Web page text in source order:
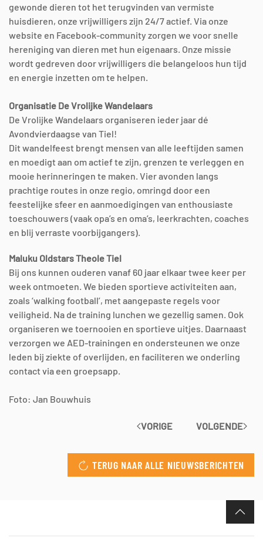
gewonde dieren tot het terugvinden van vermiste
huisdieren, onze vrijwilligers zijn 24/7 actief. Via onze
website en Facebook-community zorgen we voor snelle
hereniging van dieren met hun eigenaars. Onze missie
wordt gedreven door vrijwilligers die belangeloos hun tijd
en energie inzetten om te helpen.
Organisatie De Vrolijke Wandelaars
De Vrolijke Wandelaars organiseren ieder jaar dé
Avondvierdaagse van Tiel!
Dit wandelfeest brengt mensen van alle leeftijden samen
en moedigt aan om actief te zijn, grenzen te verleggen en
mooie herinneringen te maken. Vier avonden langs
prachtige routes in onze regio, omringd door een
feestelijke sfeer en aanmoedigingen van enthousiaste
toeschouwers (vaak opa’s en oma’s, leerkrachten, coaches
en blij verraste voorbijgangers).
Maluku Oldstars Theole Tiel
Bij ons kunnen ouderen vanaf 60 jaar elkaar twee keer per
week ontmoeten. We bieden sportieve activiteiten aan,
zoals ‘walking football’, met aangepaste regels voor
veiligheid. Na de training lunchen we gezellig samen. Ook
organiseren we toernooien en sportieve uitjes. Daarnaast
verzorgen we AED-trainingen en ondersteunen we onze
leden bij ziekte of overlijden, en faciliteren we onderling
contact via een groepsapp.
Foto: Jan Bouwhuis
VORIGE VOLGENDE
TERUG NAAR ALLE NIEUWSBERICHTEN